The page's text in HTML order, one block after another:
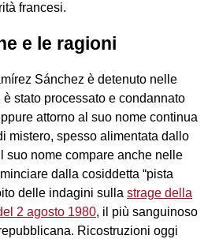
francesi.
e le ragioni
Sánchez è detenuto nelle
stato processato e condannato
attorno al suo nome continua
mistero, spesso alimentata dallo
suo nome compare anche nelle
dalla cosiddetta “pista
delle indagini sulla strage della
2 agosto 1980, il più sanguinoso
Ricostruzioni oggi